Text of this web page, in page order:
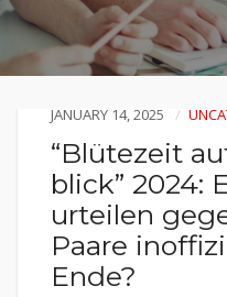
JANUARY 14, 2025
“Blütezeit
blick” 2024:
urteilen
Paare
Ende?